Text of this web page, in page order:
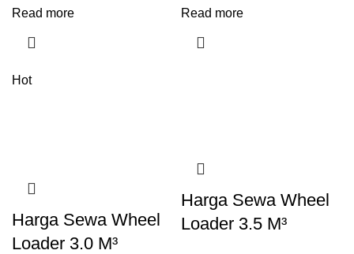
Read more Read more
Hot
Harga Sewa Wheel
Loader 3.0 M³
Harga Sewa Wheel
Loader 3.5 M³